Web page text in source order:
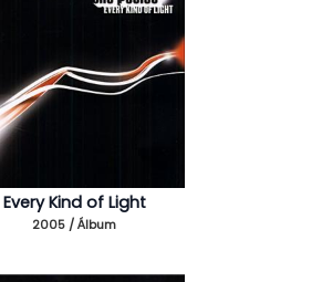
Every Kind of Light
2005 / Álbum